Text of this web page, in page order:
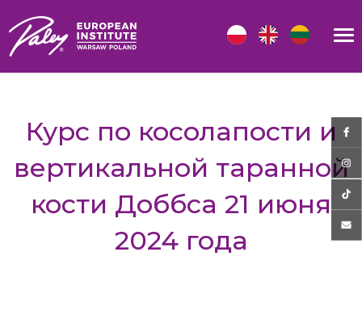
Курс по косолапости и
вертикальной таранной
кости Доббса 21 июня
2024 года